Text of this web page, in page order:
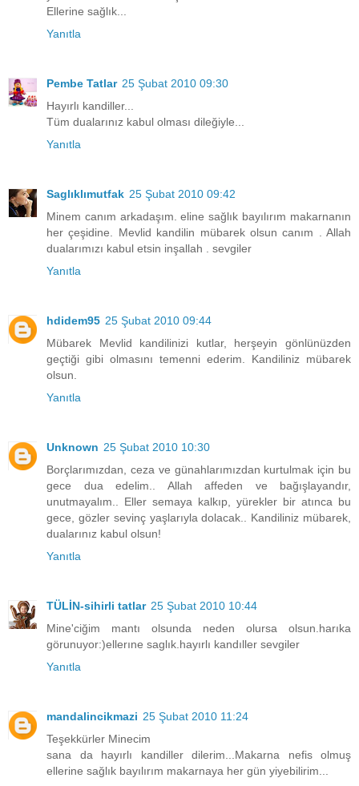
Ellerine sağlık...
Yanıtla
Pembe Tatlar 25 Şubat 2010 09:30
Hayırlı kandiller...
Tüm dualarınız kabul olması dileğiyle...
Yanıtla
Saglıklımutfak 25 Şubat 2010 09:42
Minem canım arkadaşım. eline sağlık bayılırım makarnanın
her çeşidine. Mevlid kandilin mübarek olsun canım . Allah
dualarımızı kabul etsin inşallah . sevgiler
Yanıtla
hdidem95 25 Şubat 2010 09:44
Mübarek Mevlid kandilinizi kutlar, herşeyin gönlünüzden
geçtiği gibi olmasını temenni ederim. Kandiliniz mübarek
olsun.
Yanıtla
Unknown 25 Şubat 2010 10:30
Borçlarımızdan, ceza ve günahlarımızdan kurtulmak için bu
gece dua edelim.. Allah affeden ve bağışlayandır,
unutmayalım.. Eller semaya kalkıp, yürekler bir atınca bu
gece, gözler sevinç yaşlarıyla dolacak.. Kandiliniz mübarek,
dualarınız kabul olsun!
Yanıtla
TÜLİN-sihirli tatlar 25 Şubat 2010 10:44
Mine'ciğim mantı olsunda neden olursa olsun.harıka
görunuyor:)ellerıne saglık.hayırlı kandıller sevgiler
Yanıtla
mandalincikmazi 25 Şubat 2010 11:24
Teşekkürler Minecim
sana da hayırlı kandiller dilerim...Makarna nefis olmuş
ellerine sağlık bayılırım makarnaya her gün yiyebilirim...